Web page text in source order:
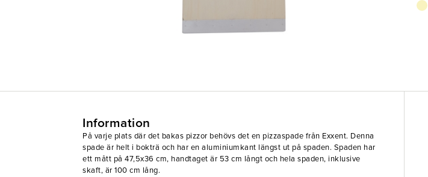
Information
På varje plats där det bakas pizzor behövs det en pizzaspade från Exxent. Denna
spade är helt i bokträ och har en aluminiumkant längst ut på spaden. Spaden har
ett mått på 47,5x36 cm, handtaget är 53 cm långt och hela spaden, inklusive
skaft, är 100 cm lång.